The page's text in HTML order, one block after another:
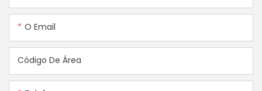
O Email
Código De Área